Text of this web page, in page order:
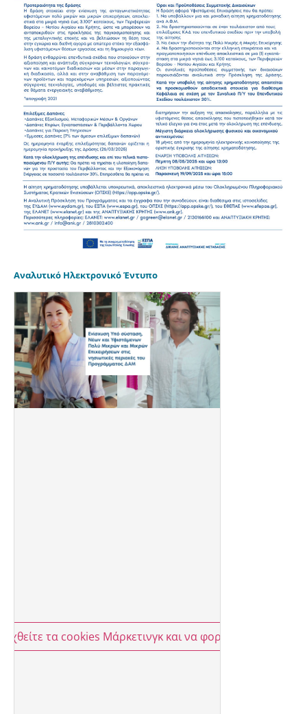
Αναλυτικό Ηλεκτρονικό Έντυπο
τα cookies Μάρκετινγκ και να φορτώσετε αυτό το